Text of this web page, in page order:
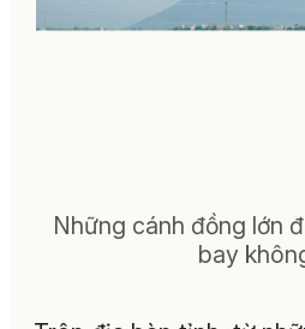
Những cánh đồng lớn
bay